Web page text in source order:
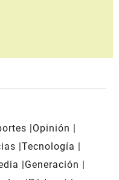
Opinión
Tecnología
Generación